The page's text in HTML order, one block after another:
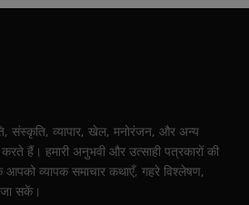
संस्कृति, व्यापार, खेल, मनोरंजन, और अन्य
करते हैं। हमारी अनुभवी और उत्साही पत्रकारों की
आपको व्यापक समाचार कथाएँ, गहरे विश्लेषण,
जा सकें।